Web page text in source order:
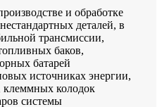
и обработке
деталей, в
трансмиссии,
баков,
батарей
источниках энергии,
клеммных колодок
системы